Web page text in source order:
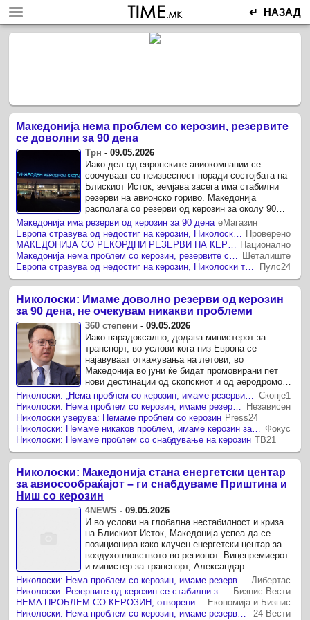
↵ НАЗАД
Македонија нема проблем со керозин, резервите
се доволни за 90 дена
Трн -09.05.2026
Иако дел од европските авиокомпании се
соочуваат со неизвесност поради состојбата на
Блискиот Исток, земјава засега има стабилни
резерви на авионско гориво. Македонија
располага со резерви од керозин за околу 90
дена, што е повеќе од законски ...
Македонија има резерви од керозин за 90 дена еМагазин
Проверено
Национално
Шеталиште
Пулс24
Николоски: Имаме доволно резерви од керозин
за 90 дена, не очекувам никакви проблеми
360 степени -09.05.2026
Иако парадоксално, додава министерот за
транспорт, во услови кога низ Европа се
најавуваат откажувања на летови, во
Македонија во јуни ќе бидат промовирани пет
нови дестинации од скопскиот и од аеродромот
во Охрид Министерот за транспорт Александар
...
Скопје1
Независен
Николоски уверува: Немаме проблем со керозин Press24
Фокус
Николоски: Немаме проблем со снабдување на керозин ТВ21
Николоски: Македонија стана енергетски центар
за авиосообраќајот – ги снабдуваме Приштина и
Ниш со керозин
4NEWS -09.05.2026
И во услови на глобална нестабилност и криза
на Блискиот Исток, Македонија успеа да се
позиционира како клучен енергетски центар за
воздухопловството во регионот. Вицепремиерот
и министер за транспорт, Александар
Николоски, во интервју за „Ноќно ...Николоски: Нема проблем со керозин, имаме резерви за 90 дена, отворени се пет нови дестинации и покрај кризата Либертас
Николоски: Резервите од керозин се стабилни за 90 дена, отворени пет нови дестинации и покрај кризата
Бизнис Вести
НEMA ПРОБЛЕМ СО КЕРОЗИН, отворени се пет нови авионски дестинации и покрај кризата, изјави Николоски Економија и Бизнис
Николоски: Нема проблем со керозин, имаме резерви за 90 дена, отворени се пет нови дестинации и покрај кризата
24 Вести